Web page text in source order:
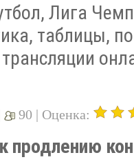
Лига
таблицы,
трансляции
90 | Оценка:
продлению